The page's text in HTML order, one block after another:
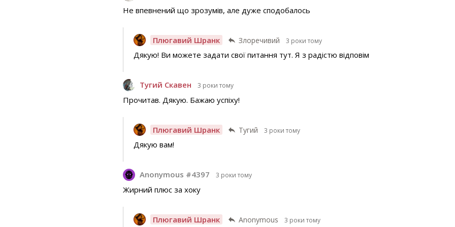
Не впевнений що зрозумів, але дуже сподобалось
Плюгавий Шранк Злоречивий 3 роки тому
Дякую! Ви можете задати свої питання тут. Я з радістю відповім
Тугий Скавен 3 роки тому
Прочитав. Дякую. Бажаю успіху!
Плюгавий Шранк Тугий 3 роки тому
Дякую вам!
Anonymous #4397 3 роки тому
Жирний плюс за хоку
Плюгавий Шранк Anonymous 3 роки тому